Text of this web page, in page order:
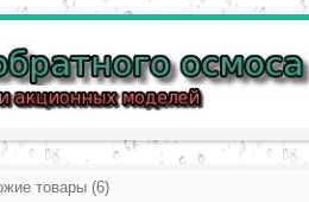
товары (6)